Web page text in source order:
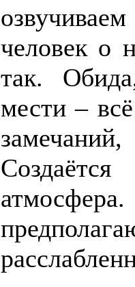
человек о
так.
мести –